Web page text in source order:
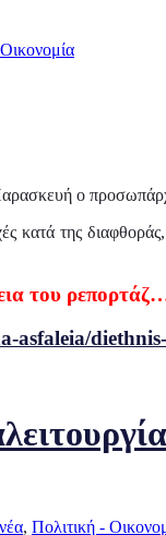
ο
κατά της
του
asfaleia/
, Πολιτική -